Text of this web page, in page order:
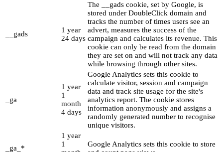
__gads
1 year
24 days
The __gads cookie, set by Google, is
stored under DoubleClick domain and
tracks the number of times users see an
advert, measures the success of the
campaign and calculates its revenue. This
cookie can only be read from the domain
they are set on and will not track any data
while browsing through other sites.
_ga
1 year
1
month
4 days
Google Analytics sets this cookie to
calculate visitor, session and campaign
data and track site usage for the site's
analytics report. The cookie stores
information anonymously and assigns a
randomly generated number to recognise
unique visitors.
_ga_*
1 year
1
Google Analytics sets this cookie to store